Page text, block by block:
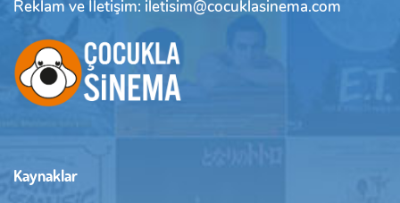
Reklam ve İletişim: iletisim@cocuklasinema.com
Kaynaklar